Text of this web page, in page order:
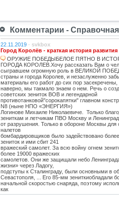
Комментарии - Справочная
22.11.2019 - svkbox
Город Королёв - краткая история развития
ОРУЖИЕ ПОБЕДЫБЕЛОЕ ПЯТНО В
ГОРОДА КОРОЛЕВ.Хочу рассказать Вам о
сыгравшем огромную роль в ВЕЛИКОЙ
страны и города Королев, и незаслуженно
материалы его работ до сих пор засекречены,
наверно, мы такмало знаем о нем. Речь о
советских зениток ВОВ и легендарной
противотанковой"сорокапятки" главном
N8 (ныне НПО «ЭНЕРГИЯ»)
Логинове Михаиле Николаевиче. Только
зениткам и летчикам ПВО Москву и
от разрушения. Только в обороне Москвы для
налетов
бомбардировщиков было задействовано
зениток и ими сбит 241
вражеский самолет. За всю войну огнем
более 19000 вражеских
самолетов. Они же защищали небо
жизни» через Ладогу,
подступы к Сталинграду, были основными в
Севастополя, ... Его 85-мм зениткиобладали
начальной скоростью снаряда, поэтому
как
противотанковые, на прямую наводку для